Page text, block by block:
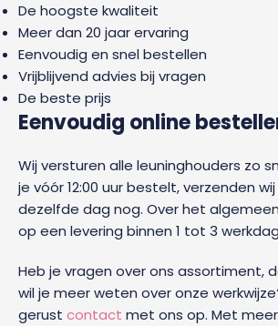
De hoogste kwaliteit
Meer dan 20 jaar ervaring
Eenvoudig en snel bestellen
Vrijblijvend advies bij vragen
De beste prijs
Eenvoudig online
Wij versturen alle leuninghouders zo
je vóór 12:00 uur bestelt, verzenden
dezelfde dag nog. Over het
op een levering binnen 1 tot 3
Heb je vragen over ons assortiment,
wil je meer weten over onze
gerust contact met ons op. Met